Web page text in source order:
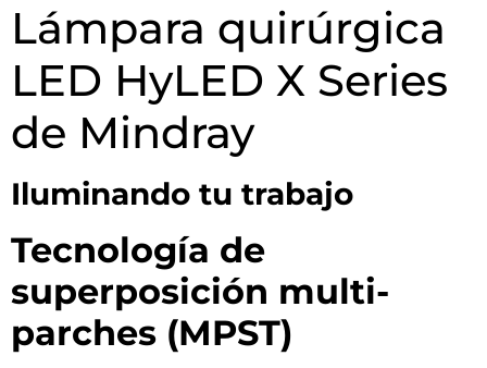
Lámpara quirúrgica
LED HyLED X Series
de Mindray
Iluminando tu trabajo
Tecnología de
superposición multi-
parches (MPST)